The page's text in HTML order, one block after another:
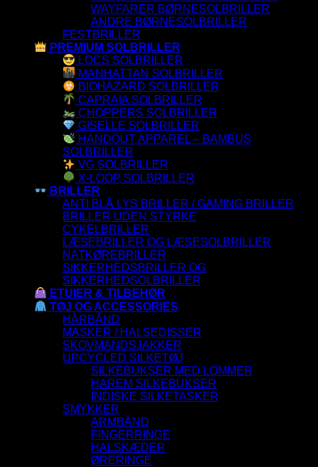
WAYFARER BØRNESOLBRILLER
ANDRE BØRNESOLBRILLER
FESTBRILLER
PREMIUM SOLBRILLER
LOCS SOLBRILLER
MANHATTAN SOLBRILLER
BIOHAZARD SOLBRILLER
CAPRAIA SOLBRILLER
CHOPPERS SOLBRILLER
GISELLE SOLBRILLER
HANDOUT APPAREL – BAMBUS
SOLBRILLER
VG SOLBRILLER
X-LOOP SOLBRILLER
BRILLER
ANTI BLÅ LYS BRILLER / GAMING BRILLER
BRILLER UDEN STYRKE
CYKELBRILLER
LÆSEBRILLER OG LÆSESOLBRILLER
NATKØREBRILLER
SIKKERHEDSBRILLER OG
SIKKERHEDSOLBRILLER
ETUIER & TILBEHØR
TØJ OG ACCESSORIES
HÅRBÅND
MASKER / HALSEDISSER
SKOVMANDSJAKKER
UPCYCLED SILKETØJ
SILKEBUKSER MED LOMMER
HAREM SILKEBUKSER
INDISKE SILKETASKER
SMYKKER
ARMBÅND
FINGERRINGE
HALSKÆDER
ØRERINGE